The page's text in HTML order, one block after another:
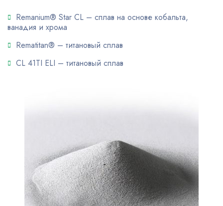
Remanium® Star CL – сплав на основе кобальта,
ванадия и хрома
Rematitan® – титановый сплав
CL 41TI ELI – титановый сплав